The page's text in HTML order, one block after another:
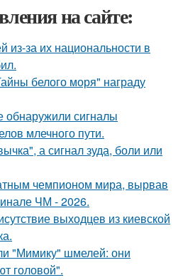
на сайте:
из-за их национальности в
белого моря" награду
обнаружили сигналы
млечного пути.
а сигнал зуда, боли или
чемпионом мира, вырвав
ЧМ - 2026.
выходцев из киевской
"Мимику" шмелей: они
головой".